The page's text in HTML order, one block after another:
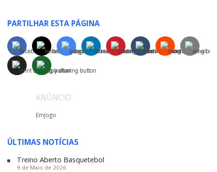
PARTILHAR ESTA PÁGINA
ANÚNCIO
EmJogo
ÚLTIMAS NOTÍCIAS
Treino Aberto Basquetebol
9 de Maio de 2026